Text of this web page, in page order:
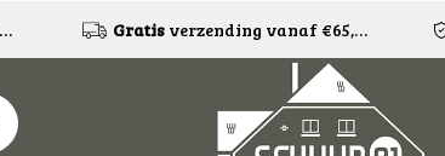
Gratisverzending vanaf €65,-!*